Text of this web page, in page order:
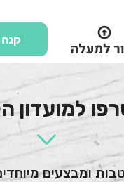
קנה
למועדון
ומבצעים